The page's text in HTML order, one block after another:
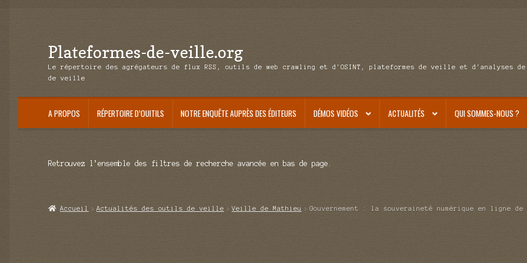
Aller
à
Aller
au
Plateformes-de-veille.org
Le répertoire des agrégateurs de flux RSS, outils de web crawling et d'OSINT, plateformes de veille et d'analyses de
de veille
A PROPOS RÉPERTOIRE D’OUITILS NOTRE ENQUÊTE AUPRÈS DES ÉDITEURS DÉMOS VIDÉOS ACTUALITÉS QUI SOMMES-NOUS ?
Retrouvez l’ensemble des filtres de recherche avancée en bas de page.
Accueil Actualités des outils de veille Veille de Mathieu Gouvernement : la souveraineté numérique en ligne de